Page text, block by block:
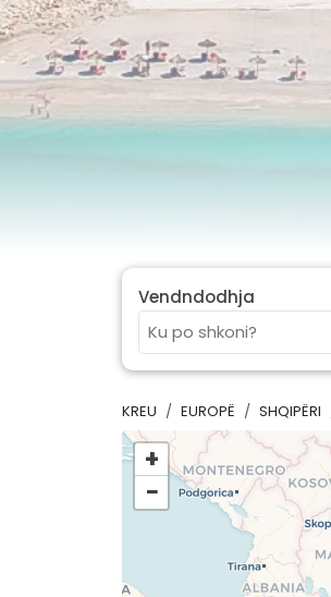
Vendndodhja
KREU EUROPË SHQIPËRI
+
−